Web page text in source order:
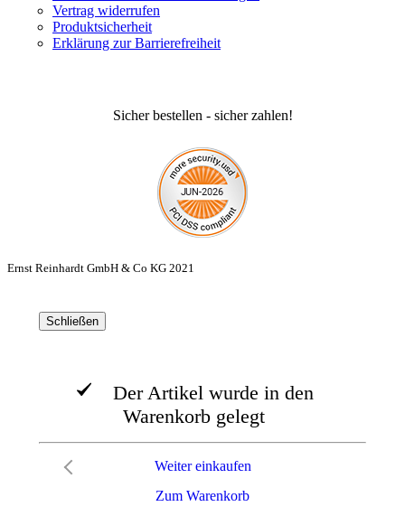
Vertrag widerrufen
Produktsicherheit
Erklärung zur Barrierefreiheit
Sicher bestellen - sicher zahlen!
Ernst Reinhardt GmbH & Co KG 2021
Schließen
Der Artikel wurde in den
Warenkorb gelegt
Zum Warenkorb
Weiter einkaufen